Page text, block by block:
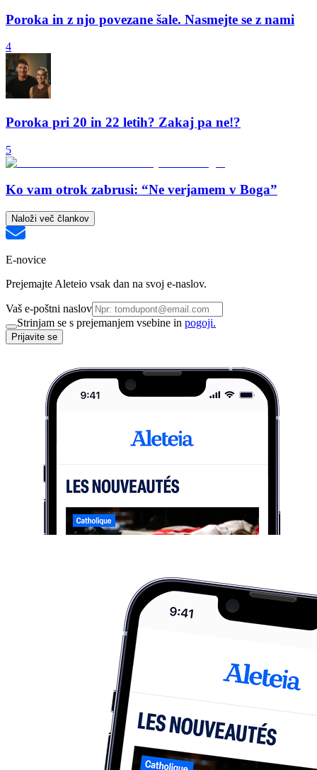
Poroka in z njo povezane šale. Nasmejte se z nami
4
Poroka pri 20 in 22 letih? Zakaj pa ne!?
5
Ko vam otrok zabrusi: “Ne verjamem v Boga”
Naloži več člankov
E-novice
Prejemajte Aleteio vsak dan na svoj e-naslov.
Vaš e-poštni naslov
Strinjam se s prejemanjem vsebine in pogoji.
Prijavite se